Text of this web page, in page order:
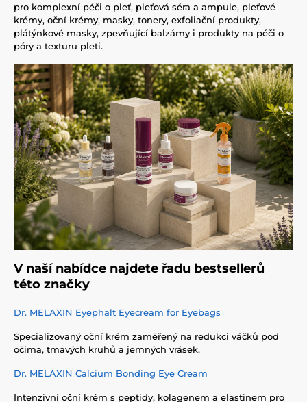
pro komplexní péči o pleť, pleťová séra a ampule, pleťové
krémy, oční krémy, masky, tonery, exfoliační produkty,
plátýnkové masky, zpevňující balzámy i produkty na péči o
póry a texturu pleti.
V naší nabídce najdete řadu bestsellerů
této značky
Dr. MELAXIN Eyephalt Eyecream for Eyebags
Specializovaný oční krém zaměřený na redukci váčků pod
očima, tmavých kruhů a jemných vrásek.
Dr. MELAXIN Calcium Bonding Eye Cream
Intenzivní oční krém s peptidy, kolagenem a elastinem pro